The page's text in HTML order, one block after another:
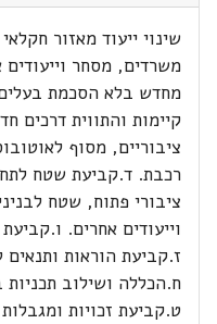
שינוי ייעוד מאזור
משרדים, מסחר
מחדש בלא הסכמת
קיימות והתווית דרכים
ציבוריים, מסוף
רכבת. ד.קביעת שטח
ציבורי פתוח, שטח
וייעודים אחרים.
ז.קביעת הוראות
ח.הכללה ושילוב